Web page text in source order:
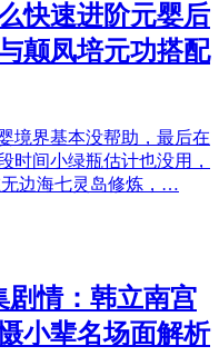
快速进阶元婴后
颠凤培元功搭配
境界基本没帮助，最后在
时间小绿瓶估计也没用，
边海七灵岛修炼，…
剧情：韩立南宫
小辈名场面解析